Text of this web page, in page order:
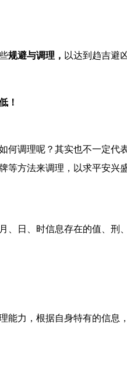
规避与调理 ， 以达到趋吉避
！
何调理呢？其实也不一定
等方法来调理，以求平安兴
、日、时信息存在的值、刑
能力，根据自身特有的信息